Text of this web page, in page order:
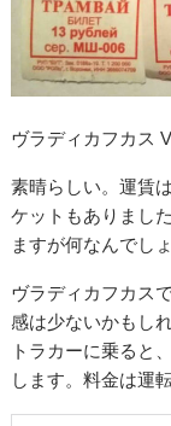
ヴラディカフカス
素晴らしい。運賃
ケットもありまし
ますが何なんでし
ヴラディカフカス
感は少ないかもし
トラカーに乗ると
します。料金は運